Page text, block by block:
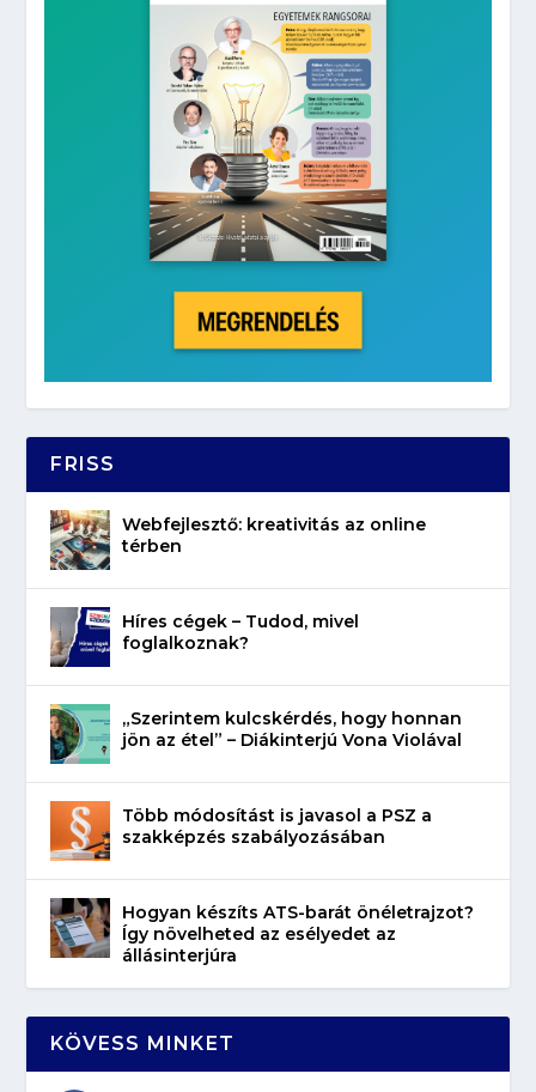
FRISS
Webfejlesztő: kreativitás az online
térben
Híres cégek – Tudod, mivel
foglalkoznak?
„Szerintem kulcskérdés, hogy honnan
jön az étel” – Diákinterjú Vona Violával
Több módosítást is javasol a PSZ a
szakképzés szabályozásában
Hogyan készíts ATS-barát önéletrajzot?
Így növelheted az esélyedet az
állásinterjúra
KÖVESS MINKET